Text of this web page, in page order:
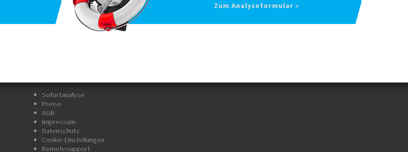
Zum Analyseformular »
Sofortanalyse
Preise
AGB
Impressum
Datenschutz
Cookie Einstellungen
Remotesupport